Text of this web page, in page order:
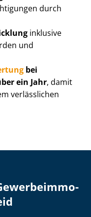
durch
inklusive
und
bei
ein Jahr, damit
verlässlichen